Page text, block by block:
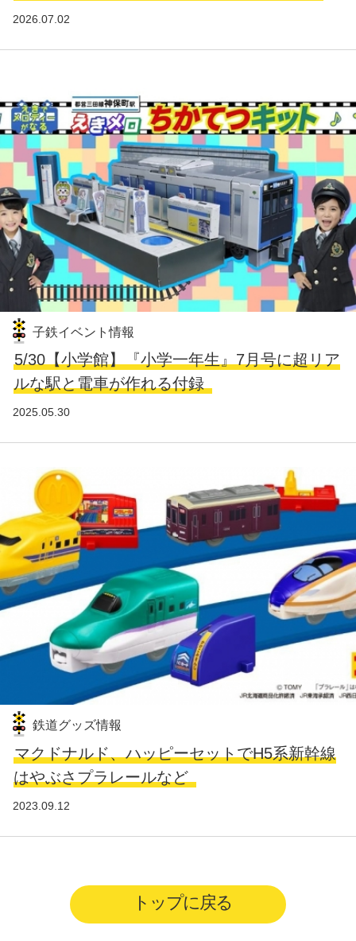
2026.07.02
子鉄イベント情報
5/30【小学館】『小学一年生』7月号に超リア
ルな駅と電車が作れる付録
2025.05.30
鉄道グッズ情報
マクドナルド、ハッピーセットでH5系新幹線
はやぶさプラレールなど
2023.09.12
トップに戻る